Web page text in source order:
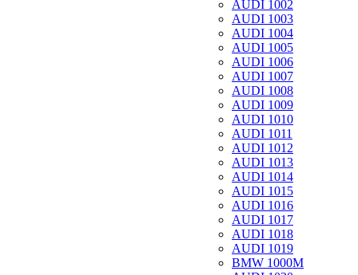
AUDI 1002
AUDI 1003
AUDI 1004
AUDI 1005
AUDI 1006
AUDI 1007
AUDI 1008
AUDI 1009
AUDI 1010
AUDI 1011
AUDI 1012
AUDI 1013
AUDI 1014
AUDI 1015
AUDI 1016
AUDI 1017
AUDI 1018
AUDI 1019
BMW 1000M